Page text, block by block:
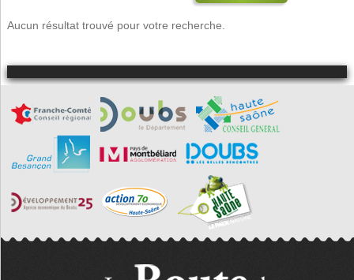
Aucun résultat trouvé pour votre recherche.